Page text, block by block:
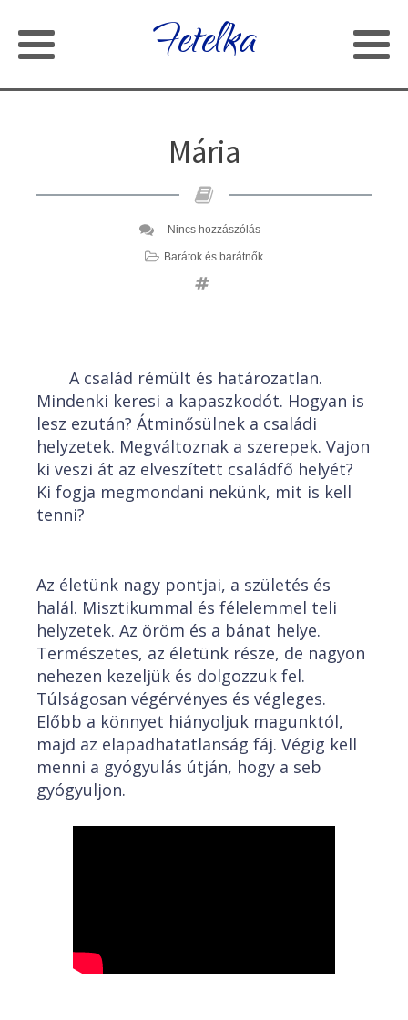
Fetelka
Mária
Nincs hozzászólás
Barátok és barátnők
A család rémült és határozatlan.
Mindenki keresi a kapaszkodót. Hogyan is
lesz ezután? Átminősülnek a családi
helyzetek. Megváltoznak a szerepek. Vajon
ki veszi át az elveszített családfő helyét?
Ki fogja megmondani nekünk, mit is kell
tenni?
Az életünk nagy pontjai, a születés és
halál. Misztikummal és félelemmel teli
helyzetek. Az öröm és a bánat helye.
Természetes, az életünk része, de nagyon
nehezen kezeljük és dolgozzuk fel.
Túlságosan végérvényes és végleges.
Előbb a könnyet hiányoljuk magunktól,
majd az elapadhatatlanság fáj. Végig kell
menni a gyógyulás útján, hogy a seb
gyógyuljon.